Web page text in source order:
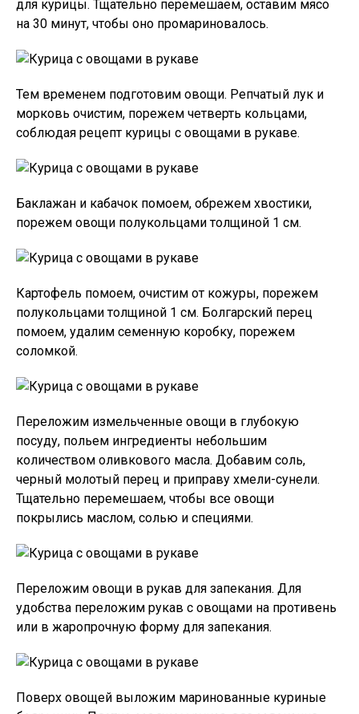
для курицы. Тщательно перемешаем, оставим мясо
на 30 минут, чтобы оно промариновалось.
Тем временем подготовим овощи. Репчатый лук и
морковь очистим, порежем четверть кольцами,
соблюдая рецепт курицы с овощами в рукаве.
Баклажан и кабачок помоем, обрежем хвостики,
порежем овощи полукольцами толщиной 1 см.
Картофель помоем, очистим от кожуры, порежем
полукольцами толщиной 1 см. Болгарский перец
помоем, удалим семенную коробку, порежем
соломкой.
Переложим измельченные овощи в глубокую
посуду, польем ингредиенты небольшим
количеством оливкового масла. Добавим соль,
черный молотый перец и приправу хмели-сунели.
Тщательно перемешаем, чтобы все овощи
покрылись маслом, солью и специями.
Переложим овощи в рукав для запекания. Для
удобства переложим рукав с овощами на противень
или в жаропрочную форму для запекания.
Поверх овощей выложим маринованные куриные